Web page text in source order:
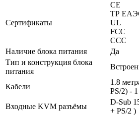
Сертификаты
CE
ТР
UL
FCC
CСС
Наличие блока питания
Да
Тип и конструкция блока
питания
Кабели
1.8
PS/2) -
Входные KVM разъёмы
D-Sub
+ PS/2 )